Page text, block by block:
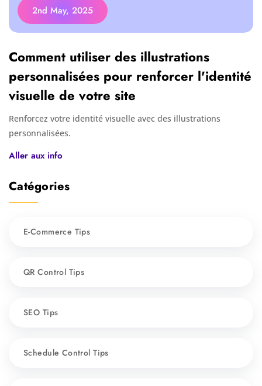
2nd May, 2025
Comment utiliser des illustrations
personnalisées pour renforcer l'identité
visuelle de votre site
Renforcez votre identité visuelle avec des illustrations
personnalisées.
Aller aux info
Catégories
E-Commerce Tips
QR Control Tips
SEO Tips
Schedule Control Tips